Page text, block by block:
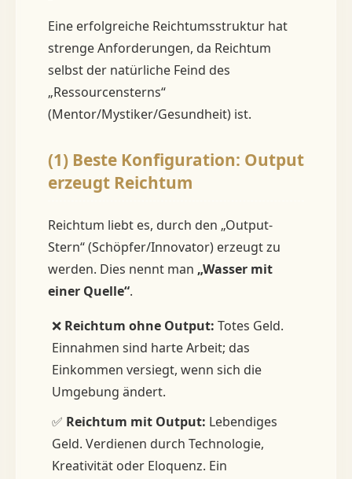
Eine erfolgreiche Reichtumsstruktur hat
strenge Anforderungen, da Reichtum
selbst der natürliche Feind des
„Ressourcensterns“
(Mentor/Mystiker/Gesundheit) ist.
(1) Beste Konfiguration: Output
erzeugt Reichtum
Reichtum liebt es, durch den „Output-
Stern“ (Schöpfer/Innovator) erzeugt zu
werden. Dies nennt man „Wasser mit
einer Quelle“.
❌ Reichtum ohne Output: Totes Geld.
Einnahmen sind harte Arbeit; das
Einkommen versiegt, wenn sich die
Umgebung ändert.
✅ Reichtum mit Output: Lebendiges
Geld. Verdienen durch Technologie,
Kreativität oder Eloquenz. Ein